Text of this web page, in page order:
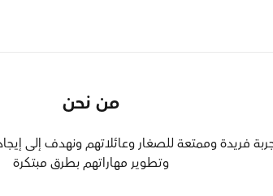
من نحن
فريدة وممتعة للصغار وعائلاتهم ونهدف إلى
وتطوير مهاراتهم بطرق مبتكرة